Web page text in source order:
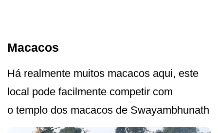
Macacos
Há realmente muitos macacos aqui, este
local pode facilmente competir com
o templo dos macacos de Swayambhunath